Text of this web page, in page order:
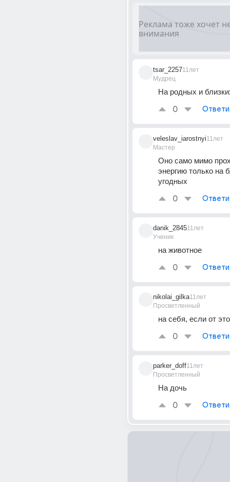
tsar_2257
Мудрец
11лет
На родных и
0
veleslav_iarostnyi
Мастер
11лет
Оно само мимо
энергию только на
угодных
0
danik_2845
Ученик
11лет
на животное
0
nikolai_gilka
Просветленный
11лет
на себя, если от
0
parker_doff
Просветленный
11лет
На дочь
0